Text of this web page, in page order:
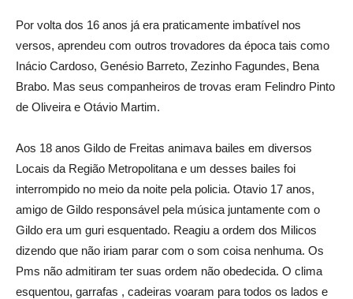
Por volta dos 16 anos já era praticamente imbatível nos
versos, aprendeu com outros trovadores da época tais como
Inácio Cardoso, Genésio Barreto, Zezinho Fagundes, Bena
Brabo. Mas seus companheiros de trovas eram Felindro Pinto
de Oliveira e Otávio Martim.
Aos 18 anos Gildo de Freitas animava bailes em diversos
Locais da Região Metropolitana e um desses bailes foi
interrompido no meio da noite pela policia. Otavio 17 anos,
amigo de Gildo responsável pela música juntamente com o
Gildo era um guri esquentado. Reagiu a ordem dos Milicos
dizendo que não iriam parar com o som coisa nenhuma. Os
Pms não admitiram ter suas ordem não obedecida. O clima
esquentou, garrafas , cadeiras voaram para todos os lados e